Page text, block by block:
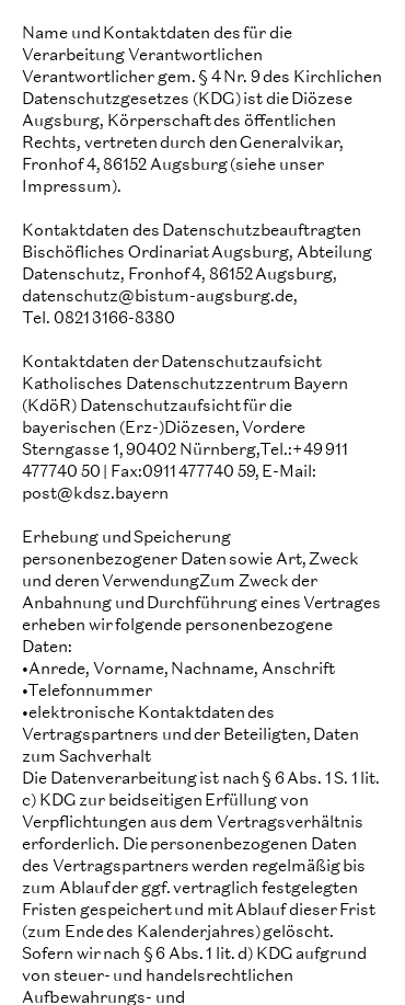
Name und Kontaktdaten des für die
Verarbeitung Verantwortlichen
Verantwortlicher gem. § 4 Nr. 9 des Kirchlichen
Datenschutzgesetzes (KDG) ist die Diözese
Augsburg, Körperschaft des öffentlichen
Rechts, vertreten durch den Generalvikar,
Fronhof 4, 86152 Augsburg (siehe unser
Impressum).
Kontaktdaten des Datenschutzbeauftragten
Bischöfliches Ordinariat Augsburg, Abteilung
Datenschutz, Fronhof 4, 86152 Augsburg,
datenschutz@bistum-augsburg.de,
Tel. 0821 3166-8380
Kontaktdaten der Datenschutzaufsicht
Katholisches Datenschutzzentrum Bayern
(KdöR) Datenschutzaufsicht für die
bayerischen (Erz-)Diözesen, Vordere
Sterngasse 1, 90402 Nürnberg,Tel.:+49 911
477740 50 | Fax:0911 477740 59, E-Mail:
post@kdsz.bayern
Erhebung und Speicherung
personenbezogener Daten sowie Art, Zweck
und deren VerwendungZum Zweck der
Anbahnung und Durchführung eines Vertrages
erheben wir folgende personenbezogene
Daten:
•Anrede, Vorname, Nachname, Anschrift
•Telefonnummer
•elektronische Kontaktdaten des
Vertragspartners und der Beteiligten, Daten
zum Sachverhalt
Die Datenverarbeitung ist nach § 6 Abs. 1 S. 1 lit.
c) KDG zur beidseitigen Erfüllung von
Verpflichtungen aus dem Vertragsverhältnis
erforderlich. Die personenbezogenen Daten
des Vertragspartners werden regelmäßig bis
zum Ablauf der ggf. vertraglich festgelegten
Fristen gespeichert und mit Ablauf dieser Frist
(zum Ende des Kalenderjahres) gelöscht.
Sofern wir nach § 6 Abs. 1 lit. d) KDG aufgrund
von steuer- und handelsrechtlichen
Aufbewahrungs- und